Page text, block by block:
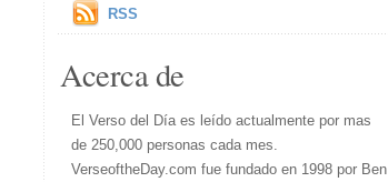
RSS
Acerca de
El Verso del Día es leído actualmente por mas
de 250,000 personas cada mes.
VerseoftheDay.com fue fundado en 1998 por Ben